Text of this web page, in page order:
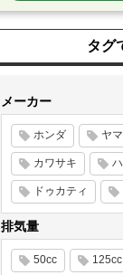
タグ
メーカー
ホンダ ヤ
カワサキ
ドゥカティ
排気量
50cc 125cc